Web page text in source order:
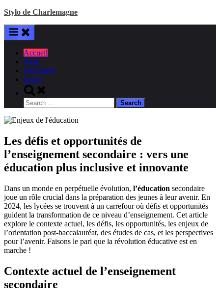
Skip
content
Stylo de Charlemagne
Accueil
Blog
Education
Ecole
Toggle
search
form
Search
for:
Les défis et opportunités de
l’enseignement secondaire : vers une
éducation plus inclusive et innovante
Dans un monde en perpétuelle évolution, l’éducation secondaire
joue un rôle crucial dans la préparation des jeunes à leur avenir. En
2024, les lycées se trouvent à un carrefour où défis et opportunités
guident la transformation de ce niveau d’enseignement. Cet article
explore le contexte actuel, les défis, les opportunités, les enjeux de
l’orientation post-baccalauréat, des études de cas, et les perspectives
pour l’avenir. Faisons le pari que la révolution éducative est en
marche !
Contexte actuel de l’enseignement
secondaire